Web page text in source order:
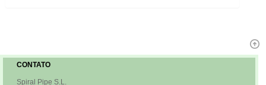
CONTATO
Spiral Pipe S.L.